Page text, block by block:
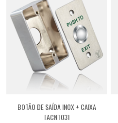
BOTÃO DE SAÍDA INOX + CAIXA
[ACNT03]